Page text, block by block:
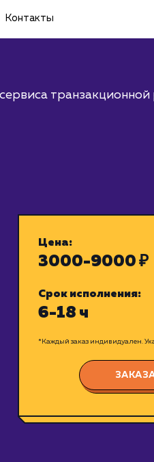
Контакты
транзакционной
Цена:
3000-9000 ₽
Срок исполнения:
6-18 ч
*Каждый заказ индивидуален.